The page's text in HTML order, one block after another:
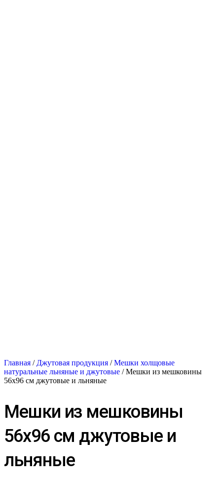
Главная / Джутовая продукция /Мешки холщовые
натуральные льняные и джутовые / Мешки из мешковины
56х96 см джутовые и льняные
Мешки из мешковины
56х96 см джутовые и
льняные